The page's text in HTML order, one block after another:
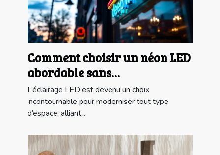
Comment choisir un néon LED
abordable sans
compromettre la qualité?
L’éclairage LED est devenu un choix
incontournable pour moderniser tout type
d’espace, alliant...